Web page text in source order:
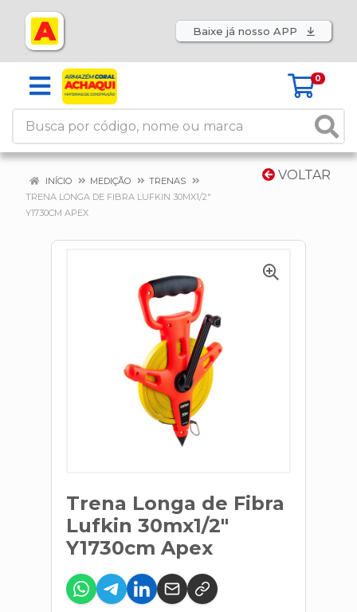
Baixe já nosso APP
0
VOLTAR
INÍCIO MEDIÇÃO
TRENAS
TRENA LONGA DE FIBRA LUFKIN 30MX1/2"
Y1730CM APEX
Trena Longa de Fibra
Lufkin 30mx1/2"
Y1730cm Apex